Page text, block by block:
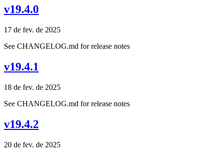
v19.4.0
17 de fev. de 2025
See CHANGELOG.md for release notes
v19.4.1
18 de fev. de 2025
See CHANGELOG.md for release notes
v19.4.2
20 de fev. de 2025